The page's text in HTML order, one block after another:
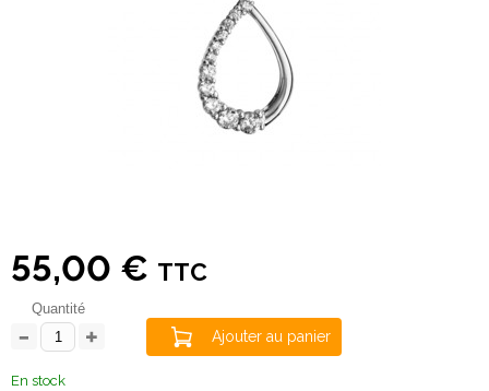
55,00 € TTC
Quantité
Ajouter au panier
En stock